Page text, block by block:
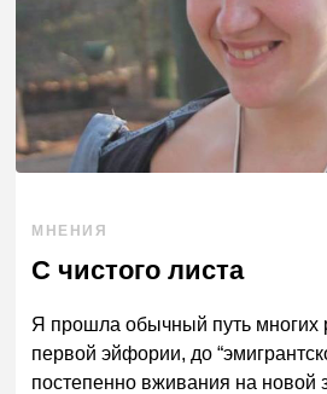
МНЕНИЯ
С чистого листа
Я прошла обычный путь многих
первой эйфории, до
постепенно вживания на новой